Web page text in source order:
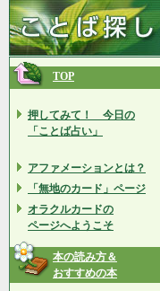
TOP
押してみて！ 今日の
「ことば占い」
アファメーションとは？
「無地のカード」ページ
オラクルカードの
ページへようこそ
本の読み方＆
おすすめの本